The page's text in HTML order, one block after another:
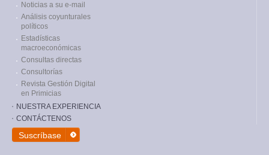
Noticias a su e-mail
Análisis coyunturales
políticos
Estadísticas
macroeconómicas
Consultas directas
Consultorías
Revista Gestión Digital
en Primicias
NUESTRA EXPERIENCIA
CONTÁCTENOS
Suscríbase